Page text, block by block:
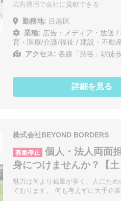
広告運用で会社に貢献できる
勤務地: 目黒区
業種: 広告・メディア・放送 /
育・医療/介護/福祉 / 建設・不動
アクセス: 各線「渋谷」駅徒
詳細を見る
株式会社BEYOND BORDERS
募集停止
個人・法人両面
身につけませんか？【土
魅力は何より裁量が多く、人にた
ております。 何も考えずに大手企